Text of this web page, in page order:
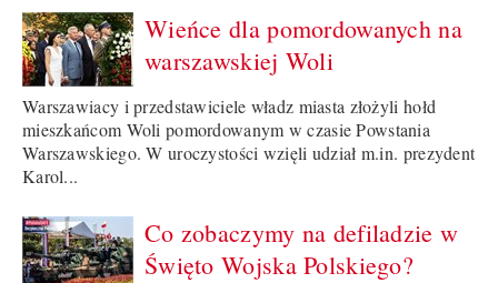
Wieńce dla pomordowanych na
warszawskiej Woli
Warszawiacy i przedstawiciele władz miasta złożyli hołd
mieszkańcom Woli pomordowanym w czasie Powstania
Warszawskiego. W uroczystości wzięli udział m.in. prezydent
Karol...
Co zobaczymy na defiladzie w
Święto Wojska Polskiego?